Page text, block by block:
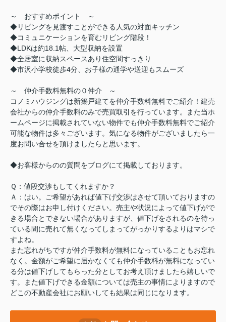
～ おすすめポイント ～
◆リビングを見渡すことができる人気の対面キッチン
◆コミュニケーションを育むリビング階段！
◆LDKは約18.1帖、大型収納を設置
◆全居室に収納スペースあり住空間すっきり
◆市沢小学校徒歩4分、お子様の通学や送迎もスムーズ
～ 仲介手数料無料の０仲介 ～
コノミハウジングは新築戸建てを仲介手数料無料でご紹介！建売
会社からの仲介手数料のみで売買取引を行っています。また当ホ
ームページに掲載されていない物件でも仲介手数料無料でご紹介
可能な物件は多々ございます。気になる物件がございましたら一
度お問い合せを頂けましたらと思います。
◆お客様からのの質問をブログにて掲載しております。
Ｑ：値段交渉もしてくれますか？
Ａ：はい。ご希望があれば値下げ交渉はさせて頂いておりますの
でその際はお申し付けください。売主や状況によって値下げがで
きる場合とできない場合がありますが、値下げをされるのを待っ
ている間に売れて無くなってしまってがっかりするよりはマシで
すよね。
また忘れがちですが仲介手数料が無料になっていることもお忘れ
なく。金額がご希望に届かなくても仲介手数料が無料になってい
る分は値下げしてもらった分としてお考え頂けましたら嬉しいで
す。また値下げできる金額については売主の事情によりますので
どこの不動産会社にお願いしても結果は同じになります。